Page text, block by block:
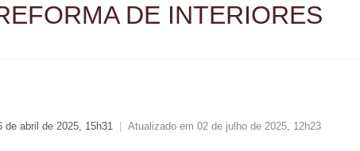
DE INTERIORES
de abril de 2025, 15h31
Atualizado em 02 de julho de 2025, 12h23